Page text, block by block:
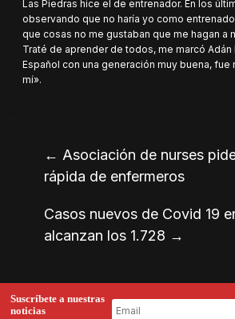
Las Piedras hice el de entrenador. En los
observando que no haría yo como
que cosas no me gustaban que me hagan a
Traté de aprender de todos, me marcó Adán
Español con una generación muy buena, fue
mí».
← Asociación de nurses
rápida de enfermeros
Casos nuevos de Covid 19
alcanzan los 1.728 →
Suscríbete a nuestras
noticias